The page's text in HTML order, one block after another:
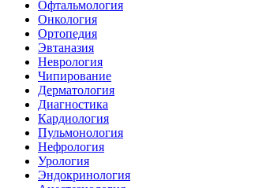
Офтальмология
Онкология
Ортопедия
Эвтаназия
Неврология
Чипирование
Дерматология
Диагностика
Кардиология
Пульмонология
Нефрология
Урология
Эндокринология